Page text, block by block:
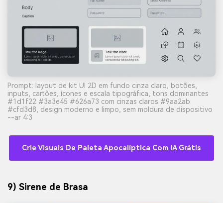
Prompt: layout de kit UI 2D em fundo cinza claro, botões,
inputs, cartões, ícones e escala tipográfica, tons dominantes
#1d1f22 #3a3e45 #626a73 com cinzas claros #9aa2ab
#cfd3d8, design moderno e limpo, sem moldura de dispositivo
--ar 4:3
Crie Visuais De Paleta Apocalíptica Com IA Grátis
9) Sirene de Brasa